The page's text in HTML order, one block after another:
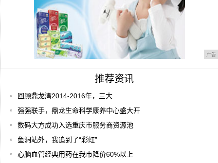
广告
推荐资讯
回顾鼎龙湾2014-2016年，三大
强强联手，鼎龙生命科学康养中心盛大开
数码大方成功入选重庆市服务商资源池
鱼洞站外，我追到了“彩虹”
心脑血管经典用药在我市降价60%以上